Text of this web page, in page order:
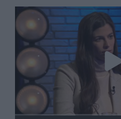
SIGN IN
Remember Me